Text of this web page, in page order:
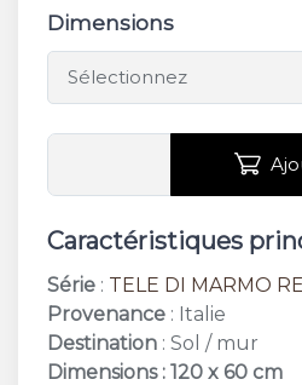
Dimensions
Caractéristiques
Série : TELE DI MARMO
Provenance : Italie
Destination : Sol / mur
Dimensions : 120 x 60 cm